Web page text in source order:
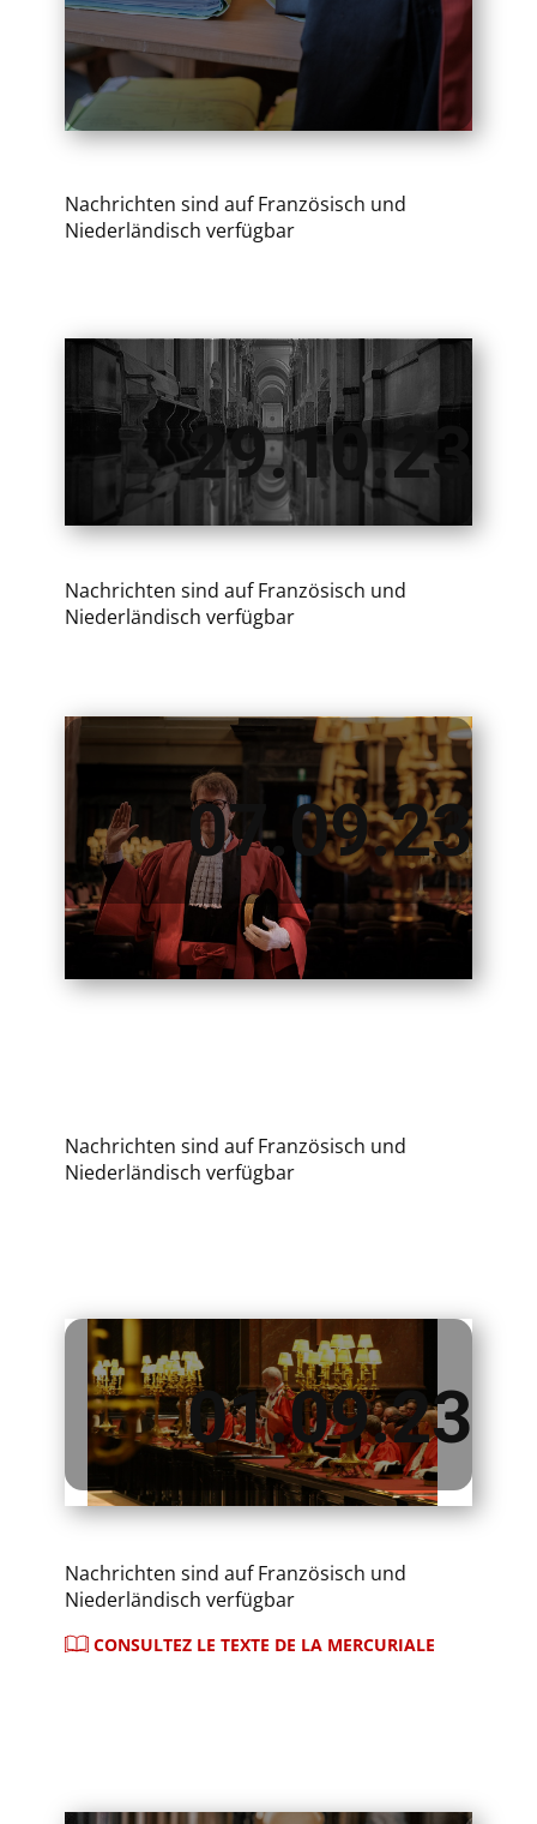
Nachrichten sind auf Französisch und
Niederländisch verfügbar
​29.10.23
Nachrichten sind auf Französisch und
Niederländisch verfügbar
07.09.23
Nachrichten sind auf Französisch und
Niederländisch verfügbar
​01.09.23
Nachrichten sind auf Französisch und
Niederländisch verfügbar
CONSULTEZ LE TEXTE DE LA MERCURIALE